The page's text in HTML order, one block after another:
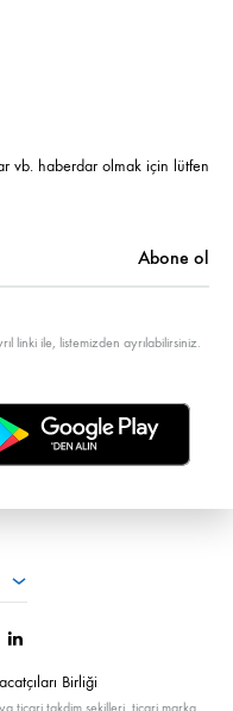
vb. haberdar olmak için lütfen
linki ile, listemizden ayrılabilirsiniz.
LinkedIn
Birliği
ticari takdim şekilleri, ticari marka,